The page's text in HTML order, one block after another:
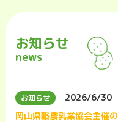
お知らせ
news
お知らせ
2026/6/30
岡山県酪農乳業協会主催の